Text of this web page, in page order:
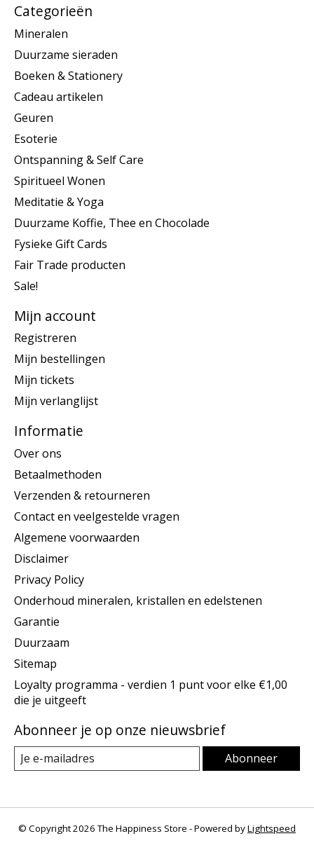
Categorieën
Mineralen
Duurzame sieraden
Boeken & Stationery
Cadeau artikelen
Geuren
Esoterie
Ontspanning & Self Care
Spiritueel Wonen
Meditatie & Yoga
Duurzame Koffie, Thee en Chocolade
Fysieke Gift Cards
Fair Trade producten
Sale!
Mijn account
Registreren
Mijn bestellingen
Mijn tickets
Mijn verlanglijst
Informatie
Over ons
Betaalmethoden
Verzenden & retourneren
Contact en veelgestelde vragen
Algemene voorwaarden
Disclaimer
Privacy Policy
Onderhoud mineralen, kristallen en edelstenen
Garantie
Duurzaam
Sitemap
Loyalty programma - verdien 1 punt voor elke €1,00
die je uitgeeft
Abonneer je op onze nieuwsbrief
Abonneer
© Copyright 2026 The Happiness Store - Powered byLightspeed